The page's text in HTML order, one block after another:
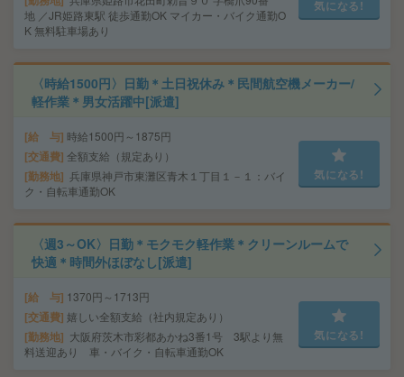
地 ／JR姫路東駅 徒歩通勤OK マイカー・バイク通勤O
K 無料駐車場あり
気になる!
〈時給1500円〉日勤＊土日祝休み＊民間航空機メーカー/
軽作業＊男女活躍中[派遣]
給 与 時給1500円～1875円
交通費 全額支給（規定あり）
勤務地 兵庫県神戸市東灘区青木１丁目１－１：バイ
ク・自転車通勤OK
気になる!
〈週3～OK〉日勤＊モクモク軽作業＊クリーンルームで
快適＊時間外ほぼなし[派遣]
給 与 1370円～1713円
交通費 嬉しい全額支給（社内規定あり）
勤務地
大阪府茨木市彩都あかね3番1号 3駅より無
料送迎あり 車・バイク・自転車通勤OK
気になる!